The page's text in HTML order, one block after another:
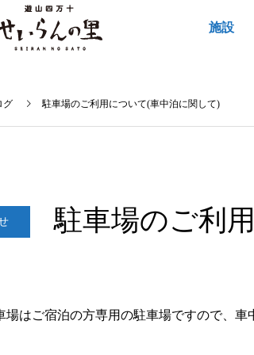
施設
グ 駐車場のご利用について(車中泊に関して)
駐車場のご利
場はご宿泊の方専用の駐車場ですので、車